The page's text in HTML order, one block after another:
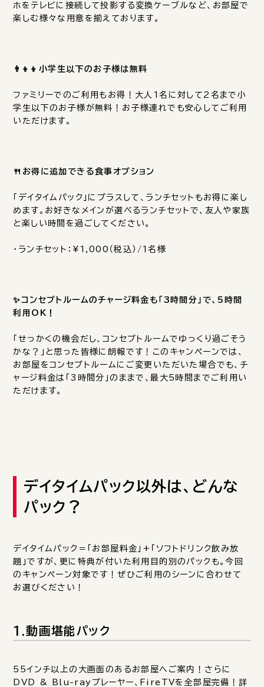
ホをテレビに接続して投影する変換ケーブルなど、お部屋で
楽しむ様々な用意を揃えております。
👨‍👦‍👦小学生以下のお子様は無料
ファミリーでのご利用もお得！大人1名に対して2名まで小
学生以下のお子様が無料！お子様連れでも安心してご利用
いただけます。
🍴お得に追加できる食事オプション
「デイタイムパック」にプラスして、ランチセットもお得に楽し
めます。お好きなメインが選べるランチセットで、友人や家族
と楽しい時間を過ごしてください。
・ランチセット：¥1,000（税込）/1名様
✨️コンセプトルームのチャージ料金も「3時間分」で、5時間
利用OK！
「せっかくの機会だし、コンセプトルームでゆっくり過ごそう
かな？」と思った皆様に朗報です！このキャンペーンでは、
お部屋をコンセプトルームにご変更いただいた場合でも、チ
ャージ料金は「3時間分」のままで、最大5時間までご利用い
ただけます。
デイタイムパック以外は、どんな
パック？
デイタイムパック＝「お部屋料金」+「ソフトドリンク飲み放
題」ですが、更に特典が付いた利用目的別のパックも。今回
のキャンペーン対象です！ぜひご利用のシーンに合わせて
お選びください！
1.動画堪能パック
55インチ以上の大画面のあるお部屋へご案内！さらに
DVD & Blu-rayプレーヤー、FireTVを全部屋完備！詳